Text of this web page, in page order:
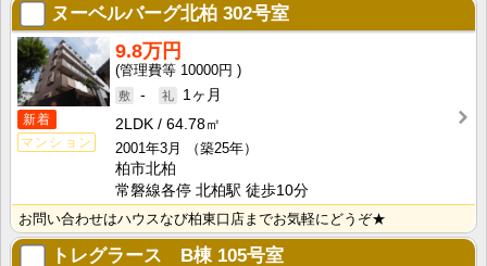
ヌーベルバーグ北柏 302号室
新着
マンション
9.8万円
10000円
-
1ヶ月
2LDK
64.78㎡
2001年3月
（築25年）
柏市北柏
常磐線各停 北柏駅 徒歩10分
お問い合わせはハウスなび柏東口店までお気軽にどうぞ★
トレグラース B棟105号室